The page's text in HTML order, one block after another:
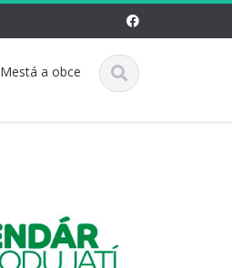
Mestá a obce